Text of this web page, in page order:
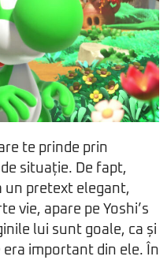
te prinde prin
situație. De fapt,
un pretext elegant,
vie, apare pe Yoshi’s
lui sunt goale, ca și
important din ele. În